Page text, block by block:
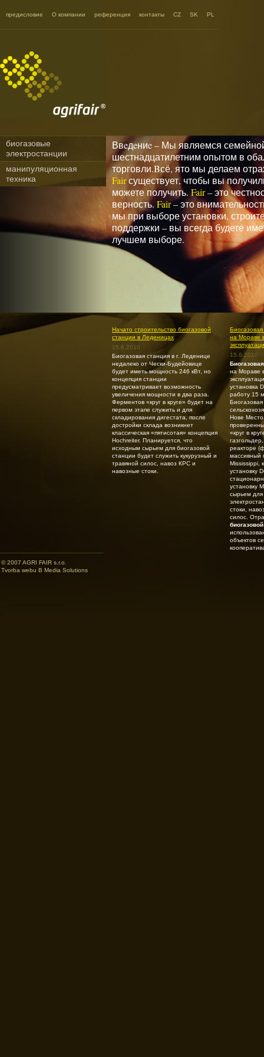
Ввeдeниe – Мы являемся
шестнадцатилетним опытом в
торговли.Bсё, ято мы делаем
Fairсуществует, чтобы вы
можете получить.Fair– это
верность. Fair– это
мы при выборе установки,
поддержки – вы всегда будете
лучшем выборе.
Начато строительство биогазовой
станции в Леденицах
15.6.2010
Биогазовая станция в г. Леденице
недалеко от Чески-Будейовице
будет иметь мощность 246 кВт, но
концепция станции
предусматривает возможность
увеличения мощности в два раза.
Ферментов «круг в круге» будет на
первом этапе служить и для
складирования дигестата, после
достройки склада возникнет
классическая «пятисотая» концепция
Hochreiter. Планируется, что
исходным сырьем для биогазовой
станции будет служить кукурузный и
травяной силос, навоз КРС и
навозные стоки.
на Мораве
15.6.2010
на Мораве
установка
работу 15
Нове
«круг в
реакторе
массивный
Mississippi,
установку
установку
сырьем для
стоки,
силос.
объектов
биогазовыe
электростанции
манипуляционная
техника
предисловие O компании референция контакты CZ SK PL
© 2007 AGRI FAIR s.r.o.
Tvorba webu B Media Solutions